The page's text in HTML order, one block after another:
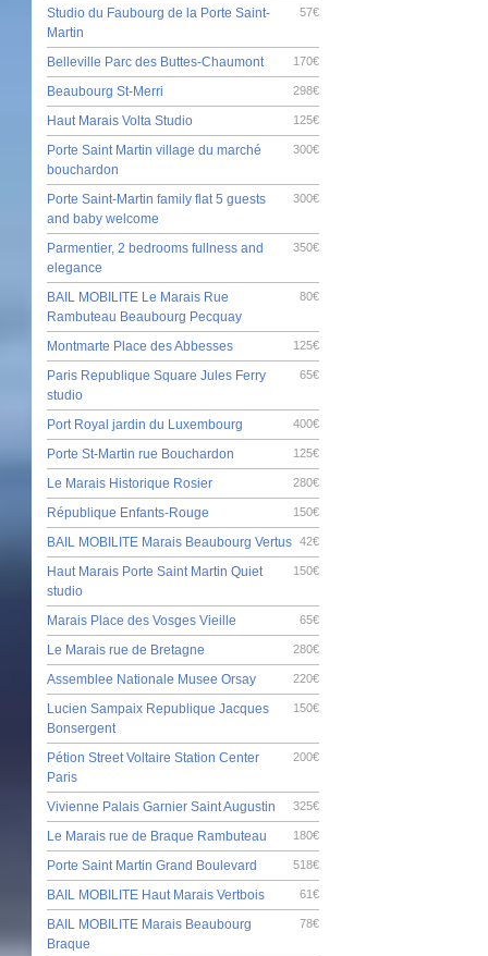
57€
Studio du Faubourg de la Porte Saint-
Martin
170€
Belleville Parc des Buttes-Chaumont
298€
Beaubourg St-Merri
125€
Haut Marais Volta Studio
300€
Porte Saint Martin village du marché
bouchardon
300€
Porte Saint-Martin family flat 5 guests
and baby welcome
350€
Parmentier, 2 bedrooms fullness and
elegance
80€
BAIL MOBILITE Le Marais Rue
Rambuteau Beaubourg Pecquay
125€
Montmarte Place des Abbesses
65€
Paris Republique Square Jules Ferry
studio
400€
Port Royal jardin du Luxembourg
125€
Porte St-Martin rue Bouchardon
280€
Le Marais Historique Rosier
150€
République Enfants-Rouge
42€
BAIL MOBILITE Marais Beaubourg Vertus
150€
Haut Marais Porte Saint Martin Quiet
studio
65€
Marais Place des Vosges Vieille
280€
Le Marais rue de Bretagne
220€
Assemblee Nationale Musee Orsay
150€
Lucien Sampaix Republique Jacques
Bonsergent
200€
Pétion Street Voltaire Station Center
Paris
325€
Vivienne Palais Garnier Saint Augustin
180€
Le Marais rue de Braque Rambuteau
518€
Porte Saint Martin Grand Boulevard
61€
BAIL MOBILITE Haut Marais Vertbois
78€
BAIL MOBILITE Marais Beaubourg
Braque